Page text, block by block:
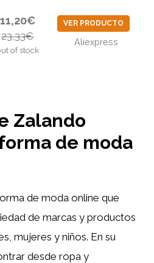
11,20€
23,33€
of stock
VER PRODUCTO
Aliexpress
Zalando
de moda
de moda online que
de marcas y productos
mujeres y niños. En su
desde ropa y